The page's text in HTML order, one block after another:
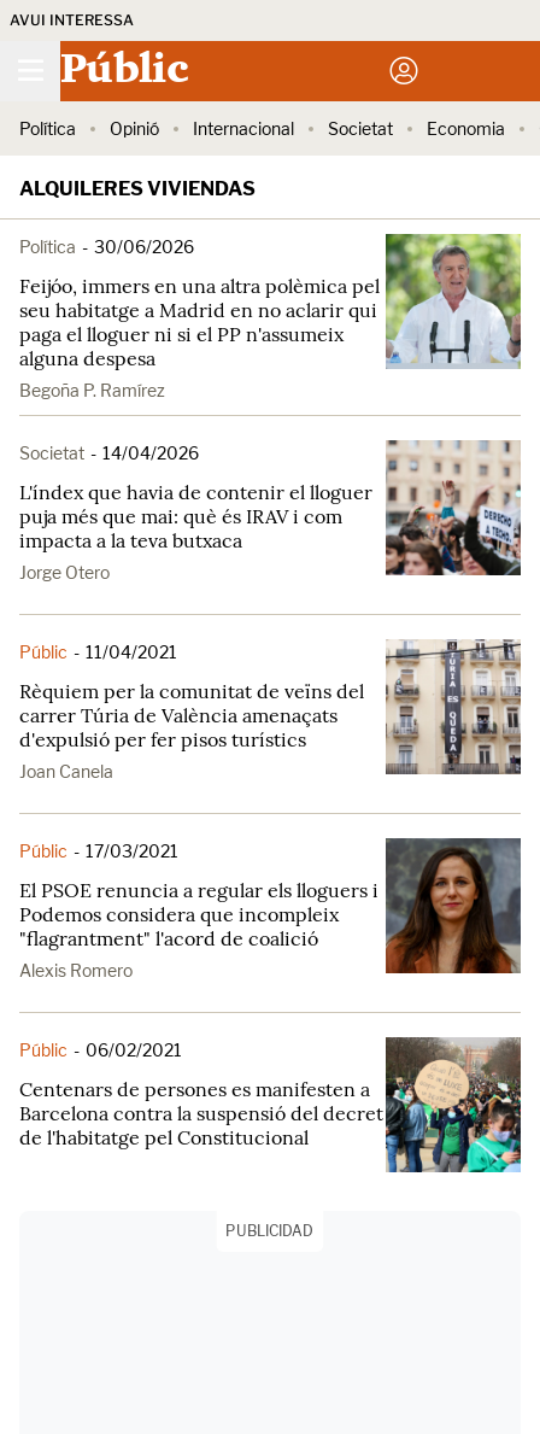
AVUI INTERESSA
Públic
Política Opinió Internacional Societat Economia
ALQUILERES VIVIENDAS
Política - 30/06/2026
Feijóo, immers en una altra polèmica pel
seu habitatge a Madrid en no aclarir qui
paga el lloguer ni si el PP n'assumeix
alguna despesa
Begoña P. Ramírez
Societat - 14/04/2026
L'índex que havia de contenir el lloguer
puja més que mai: què és IRAV i com
impacta a la teva butxaca
Jorge Otero
Públic - 11/04/2021
Rèquiem per la comunitat de veïns del
carrer Túria de València amenaçats
d'expulsió per fer pisos turístics
Joan Canela
Públic - 17/03/2021
El PSOE renuncia a regular els lloguers i
Podemos considera que incompleix
"flagrantment" l'acord de coalició
Alexis Romero
Públic - 06/02/2021
Centenars de persones es manifesten a
Barcelona contra la suspensió del decret
de l'habitatge pel Constitucional
PUBLICIDAD